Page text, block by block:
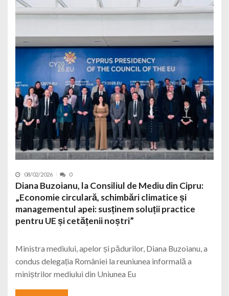
08/02/2026 0
Diana Buzoianu, la Consiliul de Mediu din Cipru:
„Economie circulară, schimbări climatice și
managementul apei: susținem soluții practice
pentru UE și cetățenii noștri”
Ministra mediului, apelor și pădurilor, Diana Buzoianu, a
condus delegația României la reuniunea informală a
miniștrilor mediului din Uniunea Eu